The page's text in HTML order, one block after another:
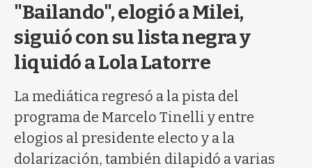
"Bailando", elogió a Milei,
siguió con su lista negra y
liquidó a Lola Latorre
La mediática regresó a la pista del
programa de Marcelo Tinelli y entre
elogios al presidente electo y a la
dolarización, también dilapidó a varias